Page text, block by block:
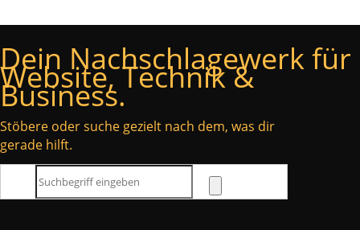
Dein Nachschlagewerk für
Website, Technik &
Business.
Stöbere oder suche gezielt nach dem, was dir
gerade hilft.